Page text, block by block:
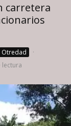
carretera
Otredad
·
lectura